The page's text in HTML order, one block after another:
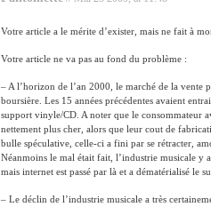
Votre article a le mérite d’exister, mais ne fait à
Votre article ne va pas au fond du problème :
– A l’horizon de l’an 2000, le marché de la vente
boursière. Les 15 années précédentes avaient
support vinyle/CD. A noter que le consommateur
nettement plus cher, alors que leur cout de
bulle spéculative, celle-ci a fini par se rétracter,
Néanmoins le mal était fait, l’industrie musicale y
mais internet est passé par là et a dématérialisé le
– Le déclin de l’industrie musicale a très